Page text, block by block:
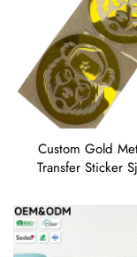
Custom Gold
Transfer Sticker